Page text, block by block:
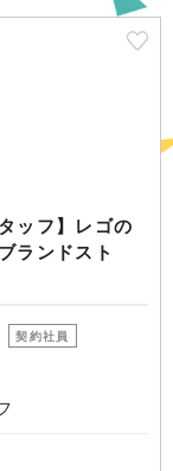
ッフ】レゴの
ランドスト
契約社員